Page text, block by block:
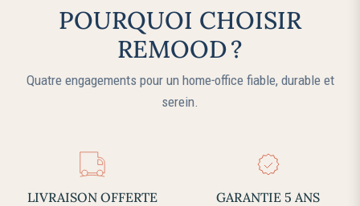
POURQUOI CHOISIR
REMOOD ?
Quatre engagements pour un home‑office fiable, durable et
serein.
LIVRAISON OFFERTE GARANTIE 5 ANS